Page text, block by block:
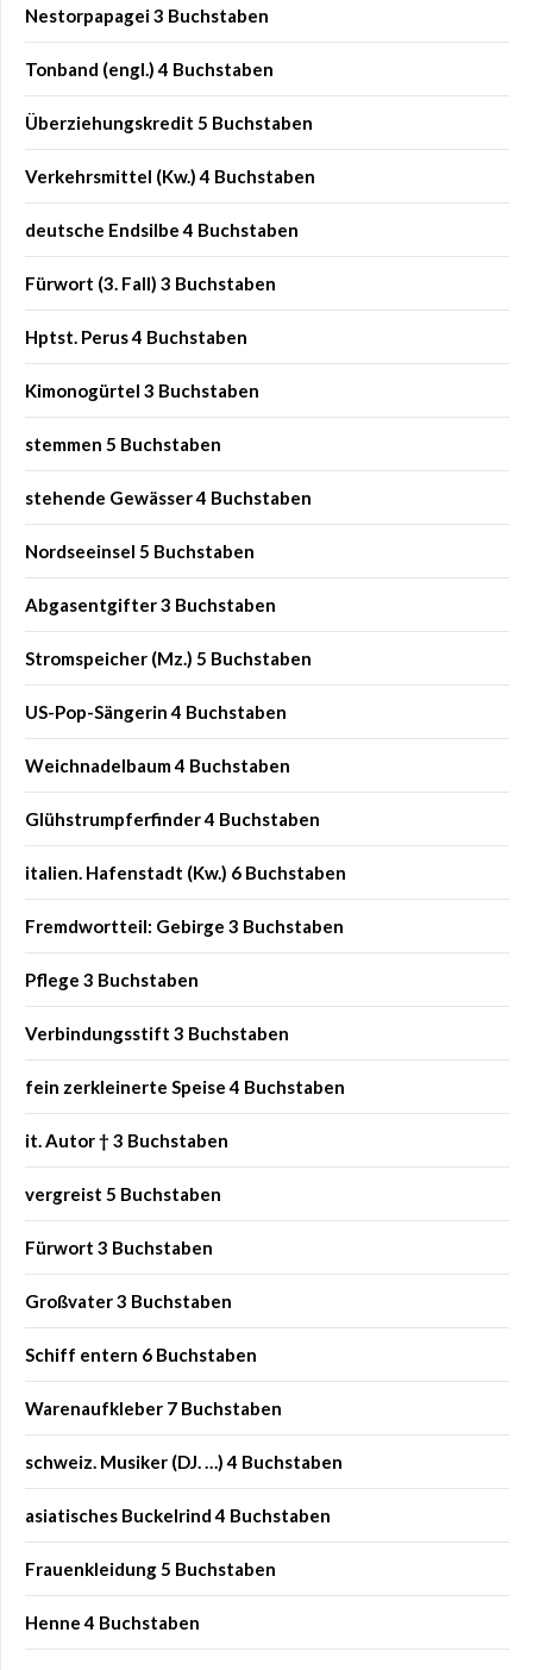
Nestorpapagei 3 Buchstaben
Tonband (engl.) 4 Buchstaben
Überziehungskredit 5 Buchstaben
Verkehrsmittel (Kw.) 4 Buchstaben
deutsche Endsilbe 4 Buchstaben
Fürwort (3. Fall) 3 Buchstaben
Hptst. Perus 4 Buchstaben
Kimonogürtel 3 Buchstaben
stemmen 5 Buchstaben
stehende Gewässer 4 Buchstaben
Nordseeinsel 5 Buchstaben
Abgasentgifter 3 Buchstaben
Stromspeicher (Mz.) 5 Buchstaben
US-Pop-Sängerin 4 Buchstaben
Weichnadelbaum 4 Buchstaben
Glühstrumpferfinder 4 Buchstaben
italien. Hafenstadt (Kw.) 6 Buchstaben
Fremdwortteil: Gebirge 3 Buchstaben
Pflege 3 Buchstaben
Verbindungsstift 3 Buchstaben
fein zerkleinerte Speise 4 Buchstaben
it. Autor † 3 Buchstaben
vergreist 5 Buchstaben
Fürwort 3 Buchstaben
Großvater 3 Buchstaben
Schiff entern 6 Buchstaben
Warenaufkleber 7 Buchstaben
schweiz. Musiker (DJ. …) 4 Buchstaben
asiatisches Buckelrind 4 Buchstaben
Frauenkleidung 5 Buchstaben
Henne 4 Buchstaben